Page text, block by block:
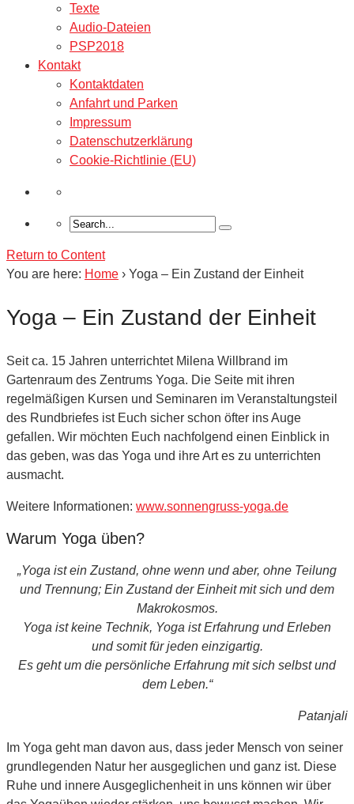
Texte
Audio-Dateien
PSP2018
Kontakt
Kontaktdaten
Anfahrt und Parken
Impressum
Datenschutzerklärung
Cookie-Richtlinie (EU)
Return to Content
You are here: Home › Yoga – Ein Zustand der Einheit
Yoga – Ein Zustand der Einheit
Seit ca. 15 Jahren unterrichtet Milena Willbrand im
Gartenraum des Zen­trums Yoga. Die Seite mit ihren
regelmäßigen Kursen und Seminaren im Veranstaltungsteil
des Rundbriefes ist Euch sicher schon öfter ins Auge
gefallen. Wir möchten Euch nachfolgend einen Einblick in
das geben, was das Yoga und ihre Art es zu unterrichten
ausmacht.
Weitere Informationen: www.sonnengruss-yoga.de
Warum Yoga üben?
„Yoga ist ein Zustand, ohne wenn und aber, ohne Teilung
und Trennung; Ein Zustand der Einheit mit sich und dem
Makrokosmos.
Yoga ist keine Technik, Yoga ist Erfahrung und Erleben
und somit für jeden einzigartig.
Es geht um die persönliche Erfahrung mit sich selbst und
dem Leben.“
Patanjali
Im Yoga geht man davon aus, dass jeder Mensch von seiner
grundlegenden Natur her ausgeglichen und ganz ist. Diese
Ruhe und innere Ausgeglichenheit in uns können wir über